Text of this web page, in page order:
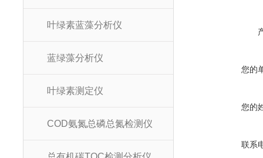
叶绿素蓝藻分析仪
蓝绿藻分析仪
叶绿素测定仪
COD氨氮总磷总氮检测仪
您的
您的
联系